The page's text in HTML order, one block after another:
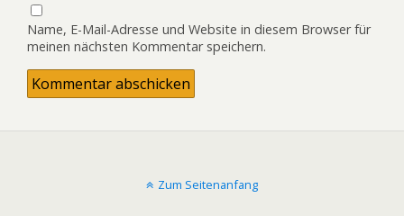
Name, E-Mail-Adresse und Website in diesem Browser für
meinen nächsten Kommentar speichern.
Zum Seitenanfang